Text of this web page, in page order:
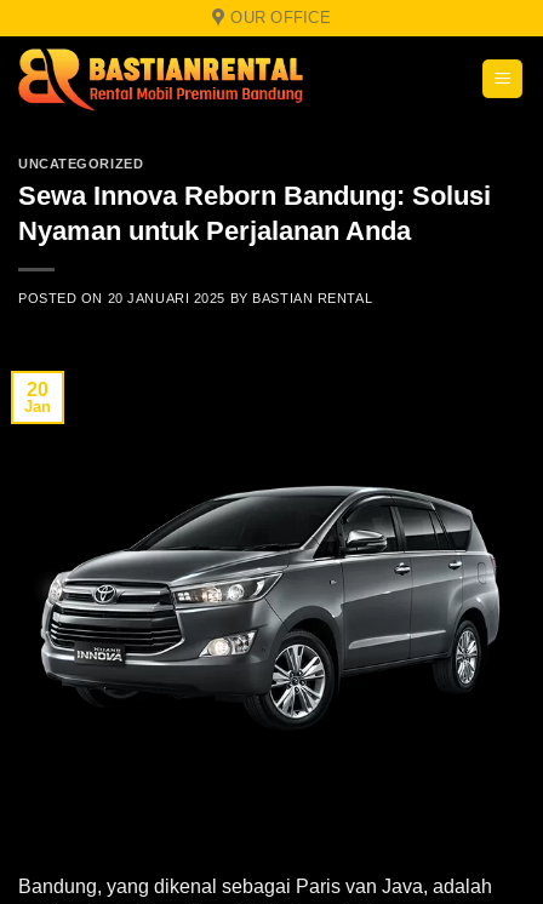
content
OUR OFFICE
UNCATEGORIZED
Sewa Innova Reborn Bandung: Solusi
Nyaman untuk Perjalanan Anda
POSTED ON 20 JANUARI 2025 BY BASTIAN RENTAL
20
Jan
Bandung, yang dikenal sebagai Paris van Java, adalah